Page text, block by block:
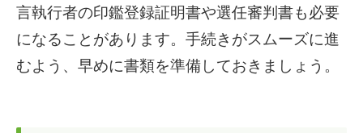
言執行者の印鑑登録証明書や選任審判書も必要
になることがあります。手続きがスムーズに進
むよう、早めに書類を準備しておきましょう。